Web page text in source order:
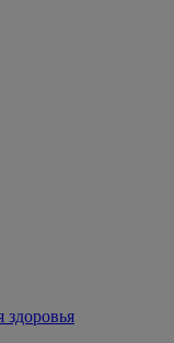
здоровья